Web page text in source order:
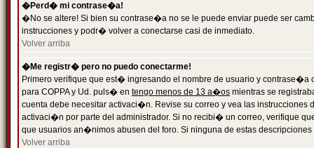
�Perd� mi contrase�a!
�No se altere! Si bien su contrase�a no se le puede enviar puede ser
instrucciones y podr� volver a conectarse casi de inmediato.
Volver arriba
�Me registr� pero no puedo conectarme!
Primero verifique que est� ingresando el nombre de usuario y
para COPPA y Ud. puls� en tengo menos de 13 a�os mientras se
cuenta debe necesitar activaci�n. Revise su correo y vea las
activaci�n por parte del administrador. Si no recibi� un correo, verifique
que usuarios an�nimos abusen del foro. Si ninguna de estas
Volver arriba